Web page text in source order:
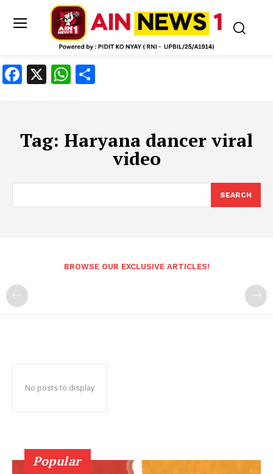
Facebook
X WhatsApp
Tag: Haryana dancer viral
video
SEARCH
BROWSE OUR EXCLUSIVE ARTICLES!
No posts to display
Popular